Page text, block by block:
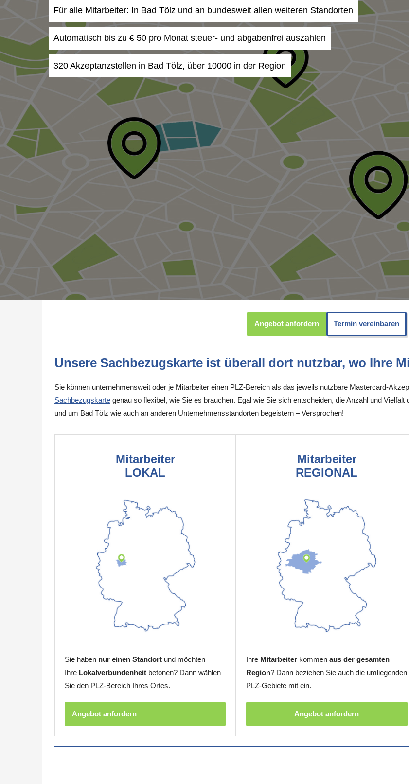
Für alle Mitarbeiter: In Bad Tölz und an bundesweit allen weiteren Standorten
Automatisch bis zu € 50 pro Monat steuer- und abgabenfrei auszahlen
320 Akzeptanzstellen in Bad Tölz, über 10000 in der Region
Angebot anfordern Termin vereinbaren
Unsere Sachbezugskarte ist überall dort nutzbar, wo Ihre
Sie können unternehmensweit oder je Mitarbeiter einen PLZ-Bereich als das jeweils nutzbare Mastercard-
Sachbezugskarte genau so flexibel, wie Sie es brauchen. Egal wie Sie sich entscheiden, die Anzahl und
und um Bad Tölz wie auch an anderen Unternehmensstandorten begeistern – Versprochen!
Mitarbeiter
LOKAL
Sie haben nur einen Standort und möchten
Ihre Lokalverbundenheit betonen? Dann wählen
Sie den PLZ-Bereich Ihres Ortes.
Angebot anfordern
Mitarbeiter
REGIONAL
Ihre Mitarbeiter kommenaus der gesamten
Region? Dann beziehen Sie auch die umliegenden
PLZ-Gebiete mit ein.
Angebot anfordern